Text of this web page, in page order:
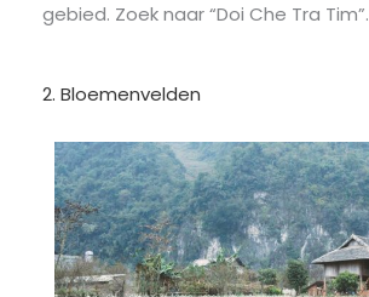
gebied. Zoek naar “Doi Che Tra Tim”.
2. Bloemenvelden